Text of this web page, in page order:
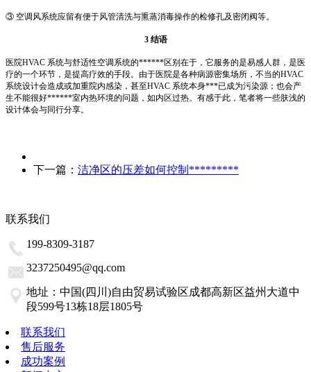
③ 空调风系统应留有便于风管清洗与熏蒸消毒操作的检修孔及密闭阀等。
3 结语
医院HVAC 系统与舒适性空调系统的******区别在于，它服务的是易感人群，是医
疗的一个环节，是提高疗效的手段。由于医院是各种病源密集场所，不当的HVAC
系统设计会造成或加重院内感染，甚至HVAC 系统本身***已成为污染源；也会产
生不能很好******室内热环境的问题，如内区过热。有感于此，笔者将一些肤浅的
设计体会与同行分享。
下一篇： 洁净区的压差如何控制*********
联系我们
199-8309-3187
3237250495@qq.com
地址：中国(四川)自由贸易试验区成都高新区益州大道中
段599号13栋18层1805号
联系我们
售后服务
成功案例